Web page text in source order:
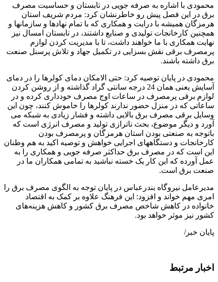
محمودی با اشاره به صرفه جویی در تابستان و حساسیت مصرف
برق در این فصل پیش رو خاطرنشان کرد: مردم شریف استان
هرمزگان همیشه با درایت و همکاری که با تمام نهادها و سازمانها و
همچنین کارخانجات تولیدی و صنایع داشتند، در تابستان امسال نیز
نهایت همکاری با ما خواهند داشت، تا با مدیریت کردن لوازم
پرمصرف برقی نقش بسزایی در تکمیل جهاد و تلاش پرسنل صنعت
برق داشته باشند.
محمودی در پایان توصیه کرد: حتی الامکان دمای کولرها را در دمای
آسایش یعنی همان 24 درجه سانتی گراد گذاشته و از روشن کردن
لوازم برقی پرمصرف در ساعات اوج مصرف خودداری کرده و در
ساعاتی که در منزل حضور ندارند کولرها را خاموش کنند، چون این
وسایل برقی مصرف برق بالایی داشته و فشار زیادی به شبکه می
آورد و دیگر موضوع، بحث ناترازی تولید و مصرف انرژی است که
باتوجه به صنعتی بودن استان هرمزگان و پرمصرف بودن
کارخانجات و دستگاههای اجرایی خواهش و توصیه اکید به هم وطنان
این است که در مصرف برق حداکثر صرفه جویی و همکاری را به
عمل آورده که این کار یک خسته نباشید به تمامی همکاران ما در
صنعت برق است.
مدیرعامل نیروگاه بندرعباس در پایان توجه به الگوی مصرف برق را
امری مهم خواند و افزود: این فرهنگ علاوه بر کمک‌ به اقتصاد
خانواده در کاهش شاخص مصرف برق کشور و کاهش هزینه‌های
کشور نیز موثر خواهد بود‌.
پایان خبر/
اخبار مرتبط